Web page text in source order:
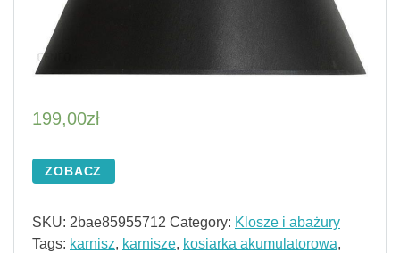
199,00zł
ZOBACZ
SKU: 2bae85955712 Category: Klosze i abażury
Tags: karnisz, karnisze, kosiarka akumulatorowa,